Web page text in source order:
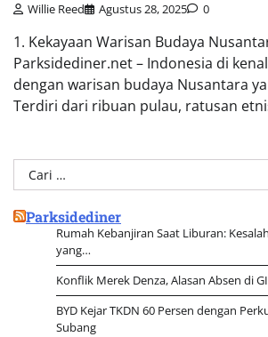
Willie Reed Agustus 28, 2025 0
1. Kekayaan Warisan Budaya
Parksidediner.net – Indonesia di
dengan warisan budaya Nusantara
Terdiri dari ribuan pulau, ratusan
Cari
untuk:
Parksidediner
Rumah Kebanjiran Saat Liburan:
yang…
Konflik Merek Denza, Alasan Absen di
BYD Kejar TKDN 60 Persen dengan
Subang